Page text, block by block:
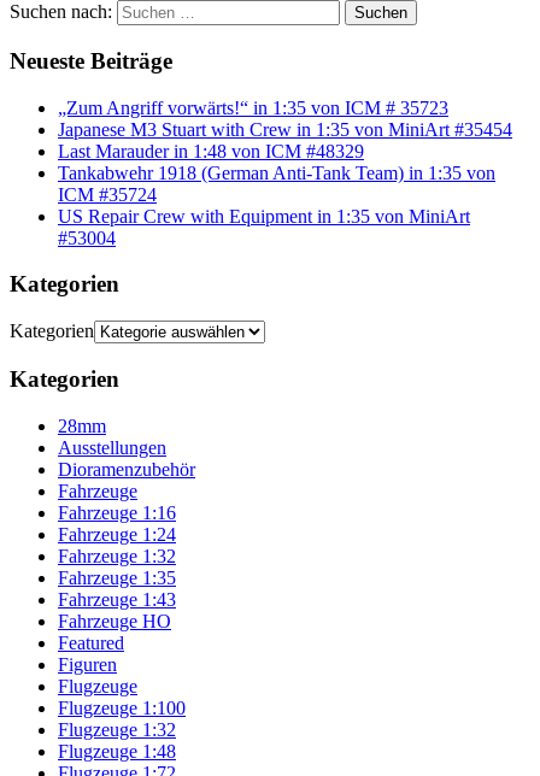
Suchen nach: Suchen
Neueste Beiträge
„Zum Angriff vorwärts!“ in 1:35 von ICM # 35723
Japanese M3 Stuart with Crew in 1:35 von MiniArt #35454
Last Marauder in 1:48 von ICM #48329
Tankabwehr 1918 (German Anti-Tank Team) in 1:35 von
ICM #35724
US Repair Crew with Equipment in 1:35 von MiniArt
#53004
Kategorien
Kategorien
Kategorien
28mm
Ausstellungen
Dioramenzubehör
Fahrzeuge
Fahrzeuge 1:16
Fahrzeuge 1:24
Fahrzeuge 1:32
Fahrzeuge 1:35
Fahrzeuge 1:43
Fahrzeuge HO
Featured
Figuren
Flugzeuge
Flugzeuge 1:100
Flugzeuge 1:32
Flugzeuge 1:48